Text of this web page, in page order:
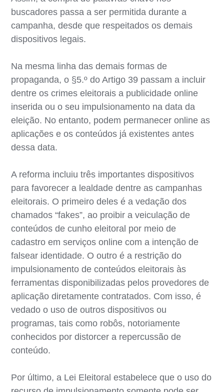
buscadores passa a ser permitida durante a
campanha, desde que respeitados os demais
dispositivos legais.
Na mesma linha das demais formas de
propaganda, o §5.º do Artigo 39 passam a incluir
dentre os crimes eleitorais a publicidade online
inserida ou o seu impulsionamento na data da
eleição. No entanto, podem permanecer online as
aplicações e os conteúdos já existentes antes
dessa data.
A reforma incluiu três importantes dispositivos
para favorecer a lealdade dentre as campanhas
eleitorais. O primeiro deles é a vedação dos
chamados “fakes”, ao proibir a veiculação de
conteúdos de cunho eleitoral por meio de
cadastro em serviços online com a intenção de
falsear identidade. O outro é a restrição do
impulsionamento de conteúdos eleitorais às
ferramentas disponibilizadas pelos provedores de
aplicação diretamente contratados. Com isso, é
vedado o uso de outros dispositivos ou
programas, tais como robôs, notoriamente
conhecidos por distorcer a repercussão de
conteúdo.
Por último, a Lei Eleitoral estabelece que o uso do